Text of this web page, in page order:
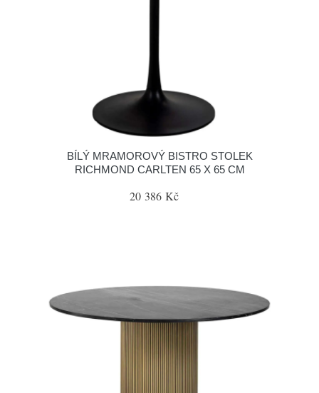
BÍLÝ MRAMOROVÝ BISTRO STOLEK
RICHMOND CARLTEN 65 X 65 CM
20 386 Kč